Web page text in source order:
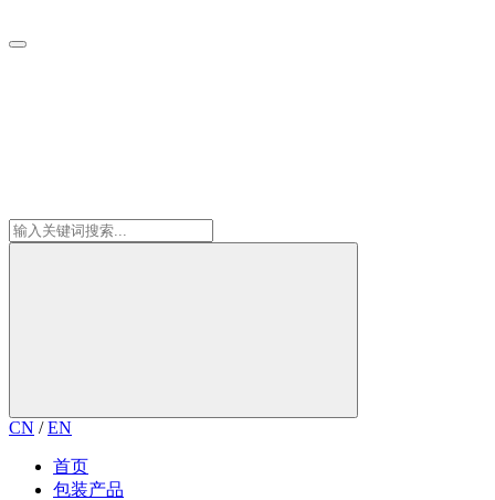
CN / EN
首页
包装产品